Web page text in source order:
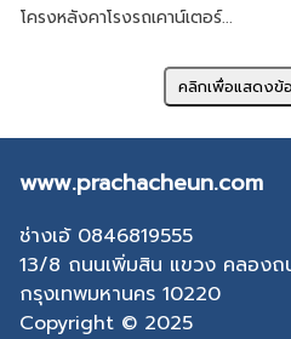
โครงหลังคาโรงรถเคาน์เตอร์...
www.prachacheun.com
ช่างเอ้ 0846819555
13/8 ถนนเพิ่มสิน แขวง คลองถ
กรุงเทพมหานคร 10220
Copyright © 2025